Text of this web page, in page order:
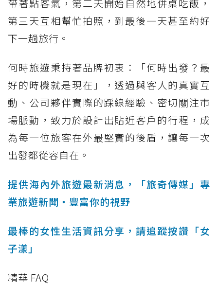
帶著點客氣，第二天開始自然地併桌吃飯，
第三天互相幫忙拍照，到最後一天甚至約好
下一趟旅行。
何時旅遊秉持著品牌初衷：「何時出發？最
好的時機就是現在」，透過與客人的真實互
動、公司夥伴實際的踩線經驗、密切關注市
場脈動，致力於設計出貼近客戶的行程，成
為每一位旅客在外最堅實的後盾，讓每一次
出發都從容自在。
提供海內外旅遊最新消息，「旅奇傳媒」專
業旅遊新聞‧豐富你的視野
最棒的女性生活資訊分享，請追蹤按讚「女
子漾」
精華 FAQ